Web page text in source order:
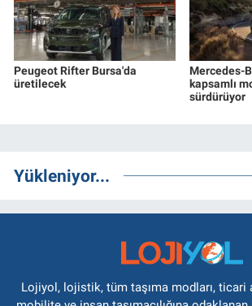
Peugeot Rifter Bursa'da
üretilecek
Mercedes-
kapsamlı
sürdürüyor
Yükleniyor...
Lojiyol, lojistik, tüm taşıma modları, ticari